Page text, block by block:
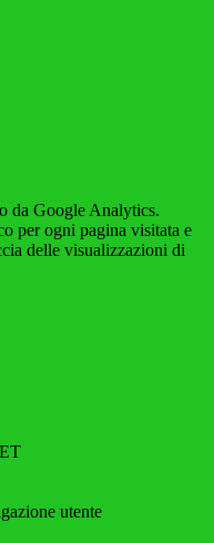
da Google Analytics.
per ogni pagina visitata e
delle visualizzazioni di
utente